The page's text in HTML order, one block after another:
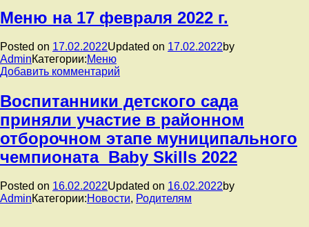
Меню
на
февраля
г.
Меню на 17 февраля 2022 г.
Posted on 17.02.2022Updated on 17.02.2022by
AdminКатегории:Меню
Добавить комментарий
Меню
на
17
февраля
2022
г.
Воспитанники детского сада
приняли участие в районном
отборочном этапе муниципального
чемпионата Baby Skills 2022
Posted on 16.02.2022Updated on 16.02.2022by
AdminКатегории:Новости, Родителям